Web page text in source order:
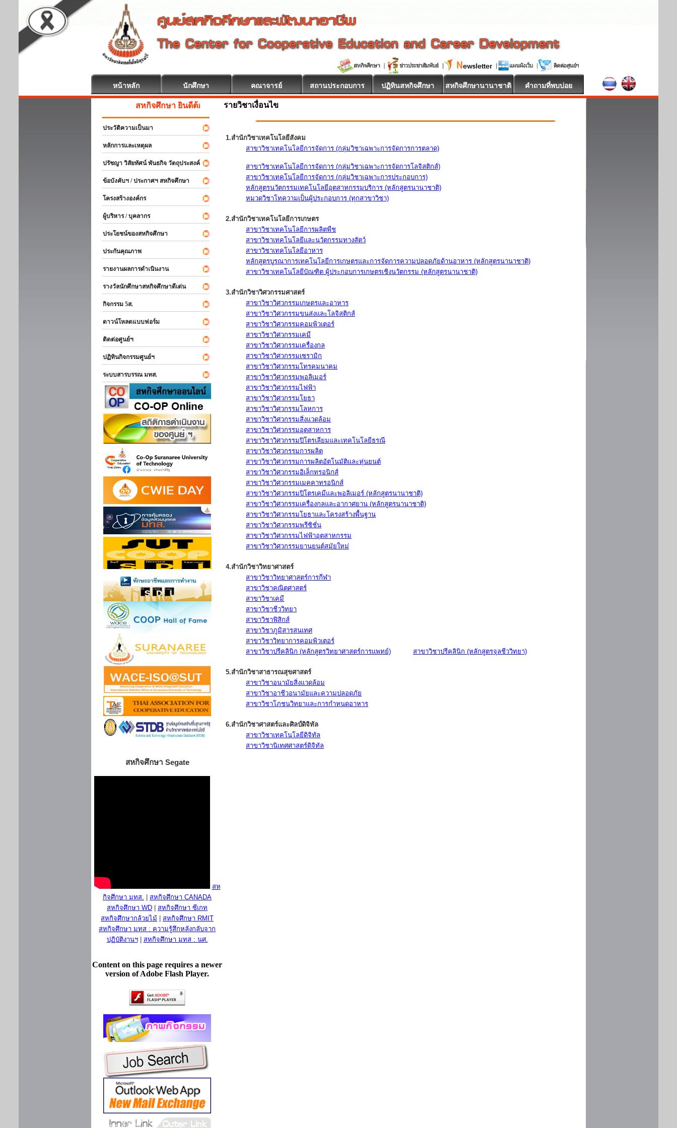
หน้าหลัก นักศึกษา คณาจารย์ สถานประกอบการ ปฏิทินสหกิจศึกษา สหกิจศึกษานานาชาติ คำถามที่พบบ่อย
สหกิจศึกษา ยินดีต้อนรับ
ประวัติความเป็นมา
หลักการและเหตุผล
ปรัชญา วิสัยทัศน์ พันธกิจ วัตถุประสงค์
ข้อบังคับฯ / ประกาศฯ สหกิจศึกษา
โครงสร้างองค์กร
ผู้บริหาร / บุคลากร
ประโยชน์ของสหกิจศึกษา
ประกันคุณภาพ
รายงานผลการดำเนินงาน
รางวัลนักศึกษาสหกิจศึกษาดีเด่น
กิจกรรม 5ส.
ดาวน์โหลดแบบฟอร์ม
ติดต่อศูนย์ฯ
ปฏิทินกิจกรรมศูนย์ฯ
ระบบสารบรรณ มทส.
สหกิจศึกษา Segate
สห
กิจศึกษา มทส.
สหกิจศึกษา CANADA
สหกิจศึกษา WD
สหกิจศึกษา ซีเกท
สหกิจศึกษากล้วยไม้
สหกิจศึกษา RMIT
สหกิจศึกษา มทส : ความรู้สึกหลังกลับจาก
ปฏิบัติงานฯ| สหกิจศึกษา มทส : นศ.
Content on this page requires a newer
version of Adobe Flash Player.
รายวิชาเงื่อนไข
1.สำนักวิชาเทคโนโลยีสังคม
สาขาวิชาเทคโนโลยีการจัดการ (กลุ่มวิชาเฉพาะการจัดการการตลาด)
สาขาวิชาเทคโนโลยีการจัดการ (กลุ่มวิชาเฉพาะการจัดการโลจิสติกส์)
สาขาวิชาเทคโนโลยีการจัดการ (กลุ่มวิชาเฉพาะการประกอบการ)
หลักสูตรนวัตกรรมเทคโนโลยีอุตสาหกรรมบริการ (หลักสูตรนานาชาติ)
หมวดวิชาโทความเป็นผู้ประกอบการ (ทุกสาขาวิชา)
2.สำนักวิชาเทคโนโลยีการเกษตร
สาขาวิชาเทคโนโลยีการผลิตพืช
สาขาวิชาเทคโนโลยีและนวัตกรรมทางสัตว์
สาขาวิชาเทคโนโลยีอาหาร
หลักสูตรบูรณาการเทคโนโลยีการเกษตรและการจัดการความปลอดภัยด้านอาหาร (หลักสูตรนานาชาติ)
สาขาวิชาเทคโนโลยีบัณฑิต ผู้ประกอบการเกษตรเชิงนวัตกรรม (หลักสูตรนานาชาติ)
3.สำนักวิชาวิศวกรรมศาสตร์
สาขาวิชาวิศวกรรมเกษตรและอาหาร
สาขาวิชาวิศวกรรมขนส่งและโลจิสติกส์
สาขาวิชาวิศวกรรมคอมพิวเตอร์
สาขาวิชาวิศวกรรมเคมี
สาขาวิชาวิศวกรรมเครื่องกล
สาขาวิชาวิศวกรรมเซรามิก
สาขาวิชาวิศวกรรมโทรคมนาคม
สาขาวิชาวิศวกรรมพอลิเมอร์
สาขาวิชาวิศวกรรมไฟฟ้า
สาขาวิชาวิศวกรรมโยธา
สาขาวิชาวิศวกรรมโลหการ
สาขาวิชาวิศวกรรมสิ่งแวดล้อม
สาขาวิชาวิศวกรรมอุตสาหการ
สาขาวิชาวิศวกรรมปิโตรเลียมและเทคโนโลยีธรณี
สาขาวิชาวิศวกรรมการผลิต
สาขาวิชาวิศวกรรมการผลิตอัตโนมัติและหุ่นยนต์
สาขาวิชาวิศวกรรมอิเล็กทรอนิกส์
สาขาวิชาวิศวกรรมเมคคาทรอนิกส์
สาขาวิชาวิศวกรรมปิโตรเคมีและพอลิเมอร์ (หลักสูตรนานาชาติ)
สาขาวิชาวิศวกรรมเครื่องกลและอากาศยาน (หลักสูตรนานาชาติ)
สาขาวิชาวิศวกรรมโยธาและโครงสร้างพื้นฐาน
สาขาวิชาวิศวกรรมพรีซิชั่น
สาขาวิชาวิศวกรรมไฟฟ้าอุตสาหกรรม
สาขาวิชาวิศวกรรมยานยนต์สมัยใหม่
4.สำนักวิชาวิทยาศาสตร์
สาขาวิชาวิทยาศาสตร์การกีฬา
สาขาวิชาคณิตศาสตร์
สาขาวิชาเคมี
สาขาวิชาชีววิทยา
สาขาวิชาฟิสิกส์
สาขาวิชาภูมิสารสนเทศ
สาขาวิชาวิทยาการคอมพิวเตอร์
สาขาวิชาปรีคลินิก (หลักสูตรวิทยาศาสตร์การแพทย์)
สาขาวิชาปรีคลินิก (หลักสูตรจุลชีววิทยา)
5.สำนักวิชาสาธารณสุขศาสตร์
สาขาวิชาอนามัยสิ่งแวดล้อม
สาขาวิชาอาชีวอนามัยและความปลอดภัย
สาขาวิชาโภชนวิทยาและการกำหนดอาหาร
6.สำนักวิชาศาสตร์และศิลป์ดิจิทัล
สาขาวิชาเทคโนโลยีดิจิทัล
สาขาวิชานิเทศศาสตร์ดิจิทัล